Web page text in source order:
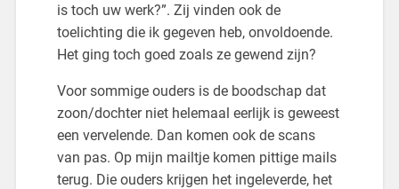
is toch uw werk?”. Zij vinden ook de
toelichting die ik gegeven heb, onvoldoende.
Het ging toch goed zoals ze gewend zijn?
Voor sommige ouders is de boodschap dat
zoon/dochter niet helemaal eerlijk is geweest
een vervelende. Dan komen ook de scans
van pas. Op mijn mailtje komen pittige mails
terug. Die ouders krijgen het ingeleverde, het